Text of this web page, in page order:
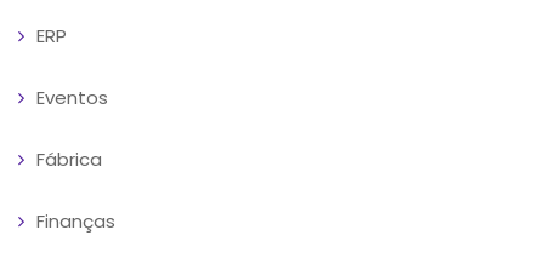
ERP
Eventos
Fábrica
Finanças